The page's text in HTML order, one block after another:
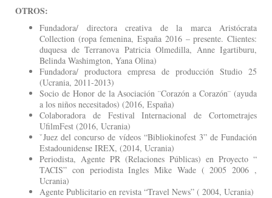
OTROS:
Fundadora/ directora creativa de la marca Aristócrata
Collection (ropa femenina, España 2016 – presente. Clientes:
duquesa de Terranova Patricia Olmedilla, Anne Igartiburu,
Belinda Washimgton, Yana Olina)
Fundadora/ productora empresa de producción Studio 25
(Ucrania, 2011-2013)
Socio de Honor de la Asociación ¨Corazón a Corazón¨ (ayuda
a los niños necesitados) (2016, España)
Colaboradora de Festival Internacional de Cortometrajes
UfilmFest (2016, Ucrania)
ˇJuez del concurso de vídeos “Bibliokinofest 3” de Fundación
Estadounidense IREX, (2014, Ucrania)
Periodista, Agente PR (Relaciones Públicas) en Proyecto “
TACIS” con periodista Ingles Mike Wade ( 2005 2006 ,
Ucrania)
Agente Publicitario en revista “Travel News” ( 2004, Ucrania)